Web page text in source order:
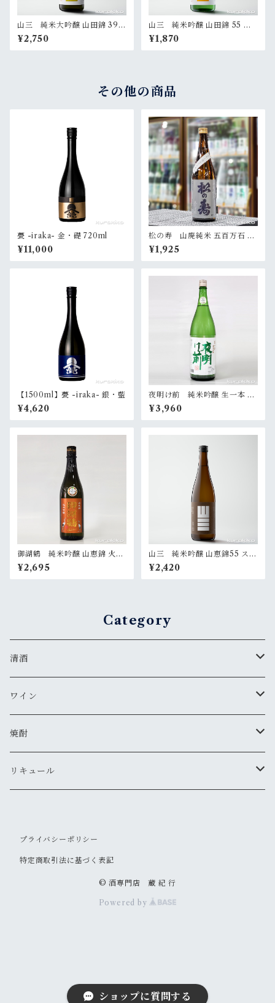
ショップに質問する
山三 純米大吟醸 山田錦 39
無濾過原酒 720ml
¥2,750
山三 純米吟醸 山田錦 55 無
濾過原酒 720ml
¥1,870
その他の商品
甍 -iraka- 金・礎 720ml
¥11,000
松の寿 山廃純米 五百万石 72
0ml
¥1,925
【1500ml】甍 -iraka- 銀・藍
¥4,620
夜明け前 純米吟醸 生一本 18
00ml
¥3,960
御湖鶴 純米吟醸 山恵錦 火入
720ml
¥2,695
山三 純米吟醸 山恵錦55 スパ
ークリング 720ml
¥2,420
Category
清酒
MIYASAKA
真澄
夜明け前
帰山
ワイン
ドメーヌ・コーセイ
安曇野ワイナリー
焼酎
千曲錦・帰山
リキュール
その他
プライバシーポリシー
特定商取引法に基づく表記
© 酒専門店 蔵 紀 行
Powered by